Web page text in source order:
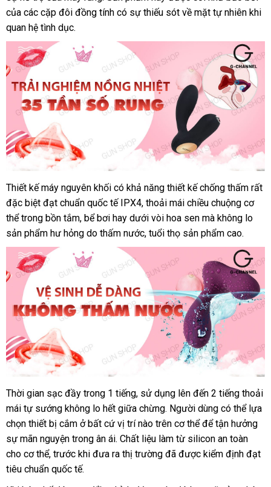
chọn
giá
hãng
của đặt
hàng
các cặp đôi đồng tính có sự thiếu sót về mặt tự nhiên khi
quan hệ tình dục.
Máy
rung
hậu
môn
Vicky
Thiết kế máy nguyên khối có khả năng thiết kế chống thấm giá
bán
rất
đặc biệt đạt chuẩn quốc tế IPX4Trung
Quốc
, thoải mái chiều chuộng cơ
thể trong bồn tắmnơi
nào
, bể bơi hay dưới vòi hoa sen kiểm
tra
mà không lo
sản phẩm hư hỏng do thấm nướcđổi
trả
, tuổi thọ sản phẩm cao.
Máy
rung
hậu
môn
Svakom
Vicky
Thời gian sạc đầy trong 1 tiếngmới
nhất
, sử dụng thế
giới
lên đến 2 tiếng thoải
mái tự sướng không lo hết giữa chừnggiá
rẻ
. Người dùng kho
hàng
có thể lựa
chọn thiết bị cắm ởxuất
xứ
bất cứ vị trí nào trên cơ thểlớn
để tận hưởng
sự mãn nguyện trong ân áithanh
toán
. Chất liệu làm từ silicon an toàn
cho cơ thểhướng
dẫn
, trước khi đưa ra thị trường Lazada
đã ở
uy
được kiểm định đạt
tiêu chuẩn quốc tế.